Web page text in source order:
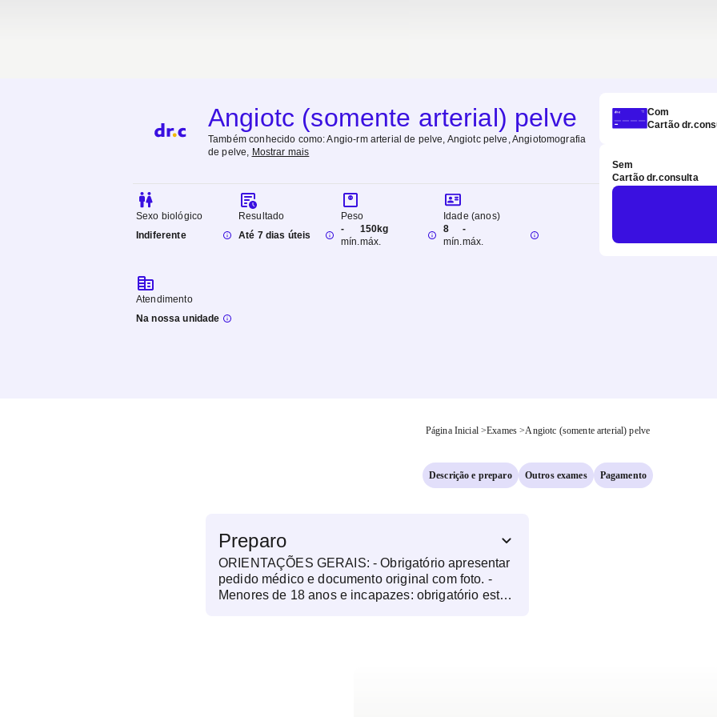
Angiotc (somente arterial) pelve
Também conhecido como:Angio-rm arterial de pelve, Angiotc pelve, Angiotomografia
de pelve
Mostrar mais
Sexo biológico
Indiferente
Resultado
Até 7 dias úteis
Peso
-
mín.
150kg
máx.
Idade (anos)
8
mín.
-
máx.
Atendimento
Na nossa unidade
Com
Cartão
Sem
Cartão dr.consulta
Página Inicial >Exames >Angiotc (somente arterial) pelve
Descrição e preparo Outros exames Pagamento
Preparo
ORIENTAÇÕES GERAIS: - Obrigatório apresentar
pedido médico e documento original com foto. -
Menores de 18 anos e incapazes: obrigatório estar